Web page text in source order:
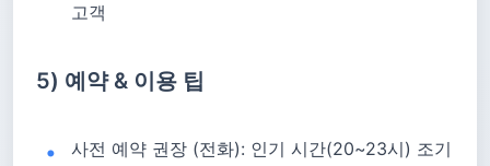
고객
5) 예약 & 이용 팁
사전 예약 권장 (전화): 인기 시간(20~23시) 조기